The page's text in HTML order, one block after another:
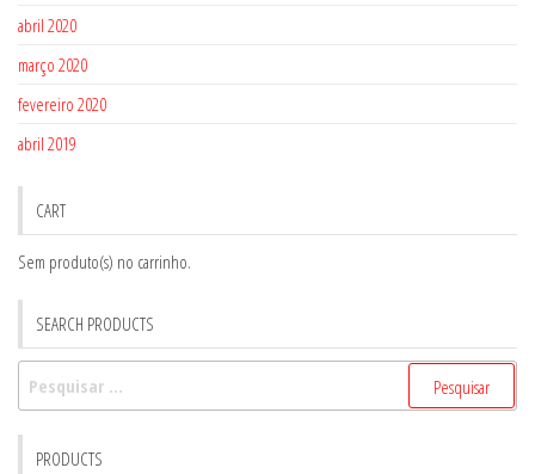
abril 2020
março 2020
fevereiro 2020
abril 2019
CART
Sem produto(s) no carrinho.
SEARCH PRODUCTS
Pesquisar
por:
PRODUCTS